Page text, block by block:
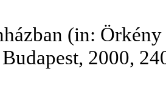
(in:
2000,